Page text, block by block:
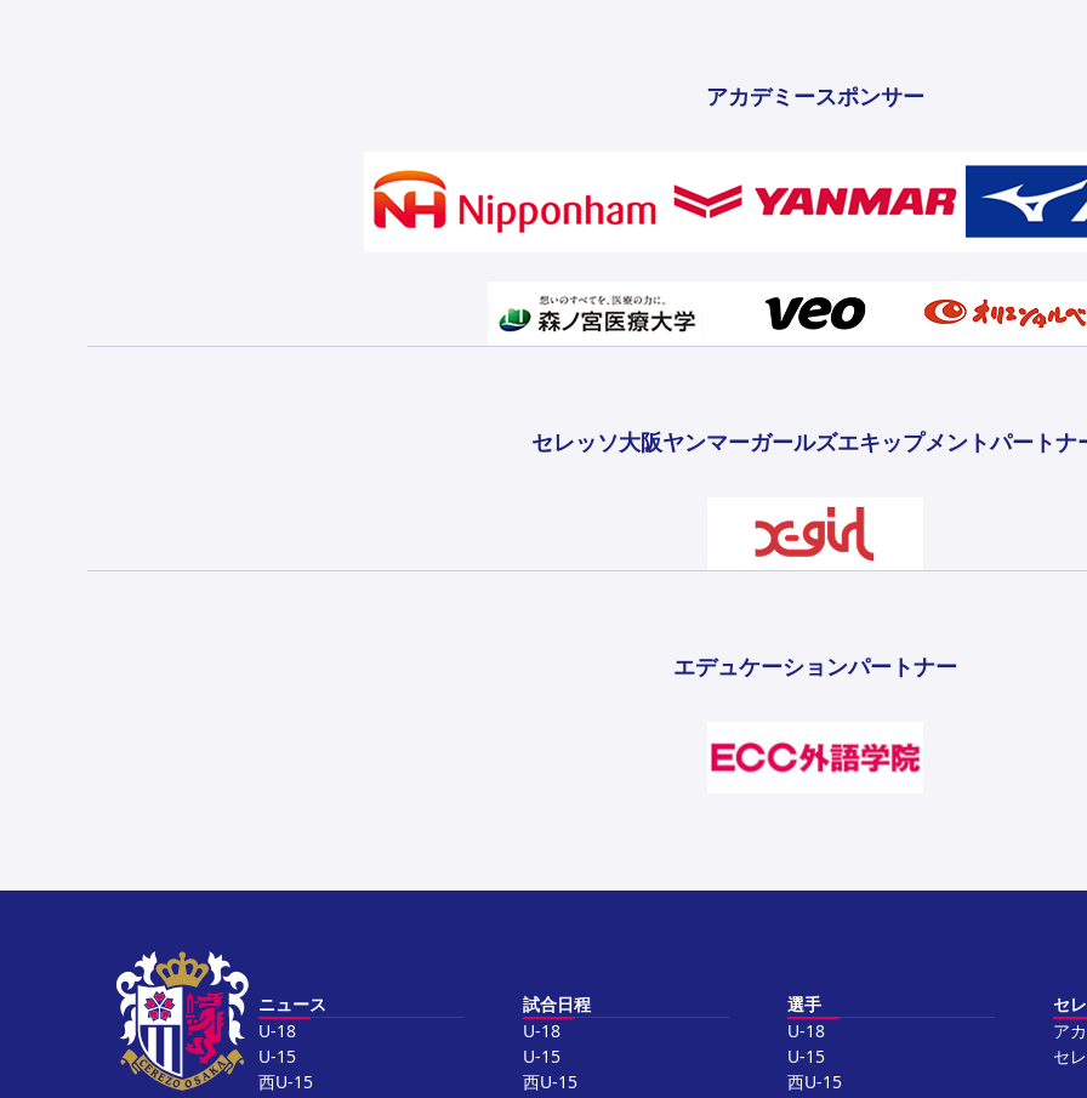
アカデミースポンサー
セレッソ大阪ヤンマーガールズエキップメントパートナ
エデュケーションパートナー
ニュース
U-18
U-15
西U-15
試合日程
U-18
U-15
西U-15
選手
U-18
U-15
西U-15
セ
ア
セ